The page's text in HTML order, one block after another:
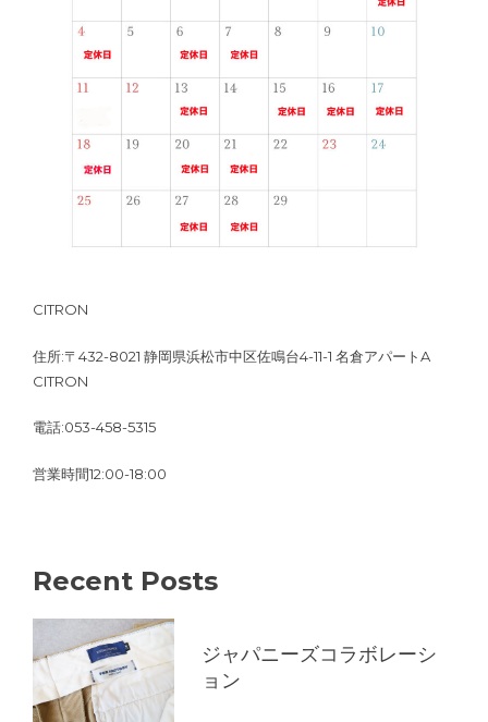
CITRON
住所:〒432-8021 静岡県浜松市中区佐鳴台4-11-1 名倉アパートA
CITRON
電話:053-458-5315
営業時間12:00-18:00
Recent Posts
ジャパニーズコラボレーシ
ョン